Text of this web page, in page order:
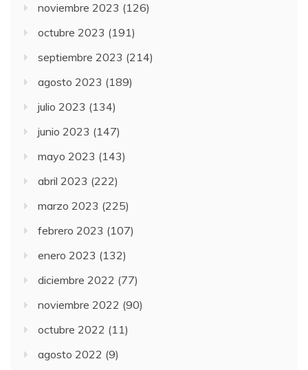
noviembre 2023 (126)
octubre 2023 (191)
septiembre 2023 (214)
agosto 2023 (189)
julio 2023 (134)
junio 2023 (147)
mayo 2023 (143)
abril 2023 (222)
marzo 2023 (225)
febrero 2023 (107)
enero 2023 (132)
diciembre 2022 (77)
noviembre 2022 (90)
octubre 2022 (11)
agosto 2022 (9)